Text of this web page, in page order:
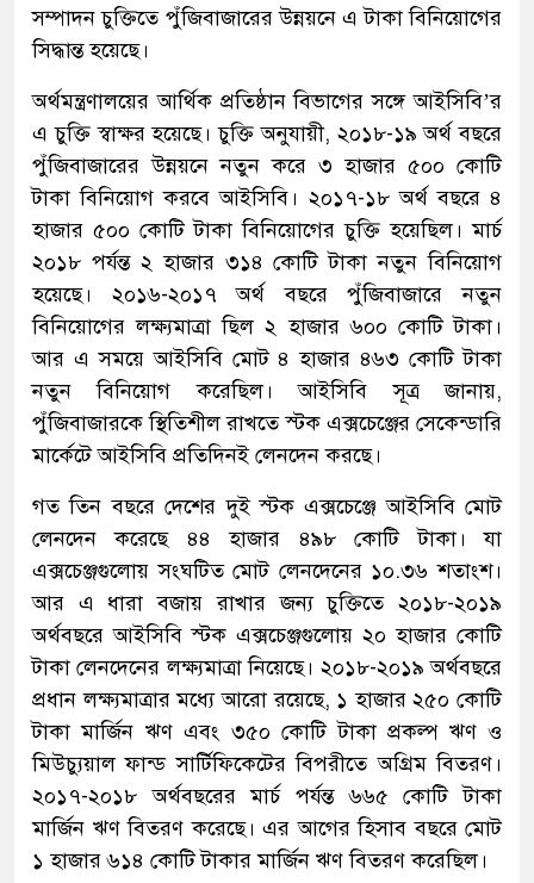
সম্পাদন চুক্তিতে পুঁজিবাজারের উন্নয়নে এ টাকা বিনিয়োগের
সিদ্ধান্ত হয়েছে।
অর্থমন্ত্রণালয়ের আর্থিক প্রতিষ্ঠান বিভাগের সঙ্গে আইসিবি’র
এ চুক্তি স্বাক্ষর হয়েছে। চুক্তি অনুযায়ী, ২০১৮-১৯ অর্থ বছরে
পুঁজিবাজারের উন্নয়নে নতুন করে ৩ হাজার ৫০০ কোটি
টাকা বিনিয়োগ করবে আইসিবি। ২০১৭-১৮ অর্থ বছরে ৪
হাজার ৫০০ কোটি টাকা বিনিয়োগের চুক্তি হয়েছিল। মার্চ
২০১৮ পর্যন্ত ২ হাজার ৩১৪ কোটি টাকা নতুন বিনিয়োগ
হয়েছে। ২০১৬-২০১৭ অর্থ বছরে পুঁজিবাজারে নতুন
বিনিয়োগের লক্ষ্যমাত্রা ছিল ২ হাজার ৬০০ কোটি টাকা।
আর এ সময়ে আইসিবি মোট ৪ হাজার ৪৬৩ কোটি টাকা
নতুন বিনিয়োগ করেছিল। আইসিবি সূত্র জানায়,
পুঁজিবাজারকে স্থিতিশীল রাখতে স্টক এক্সচেঞ্জের সেকেন্ডারি
মার্কেটে আইসিবি প্রতিদিনই লেনদেন করছে।
গত তিন বছরে দেশের দুই স্টক এক্সচেঞ্জে আইসিবি মোট
লেনদেন করেছে ৪৪ হাজার ৪৯৮ কোটি টাকা। যা
এক্সচেঞ্জগুলোয় সংঘটিত মোট লেনদেনের ১০.৩৬ শতাংশ।
আর এ ধারা বজায় রাখার জন্য চুক্তিতে ২০১৮-২০১৯
অর্থবছরে আইসিবি স্টক এক্সচেঞ্জগুলোয় ২০ হাজার কোটি
টাকা লেনদেনের লক্ষ্যমাত্রা নিয়েছে। ২০১৮-২০১৯ অর্থবছরে
প্রধান লক্ষ্যমাত্রার মধ্যে আরো রয়েছে, ১ হাজার ২৫০ কোটি
টাকা মার্জিন ঋণ এবং ৩৫০ কোটি টাকা প্রকল্প ঋণ ও
মিউচ্যুয়াল ফান্ড সার্টিফিকেটের বিপরীতে অগ্রিম বিতরণ।
২০১৭-২০১৮ অর্থবছরের মার্চ পর্যন্ত ৬৬৫ কোটি টাকা
মার্জিন ঋণ বিতরণ করেছে। এর আগের হিসাব বছরে মোট
১ হাজার ৬১৪ কোটি টাকার মার্জিন ঋণ বিতরণ করেছিল।